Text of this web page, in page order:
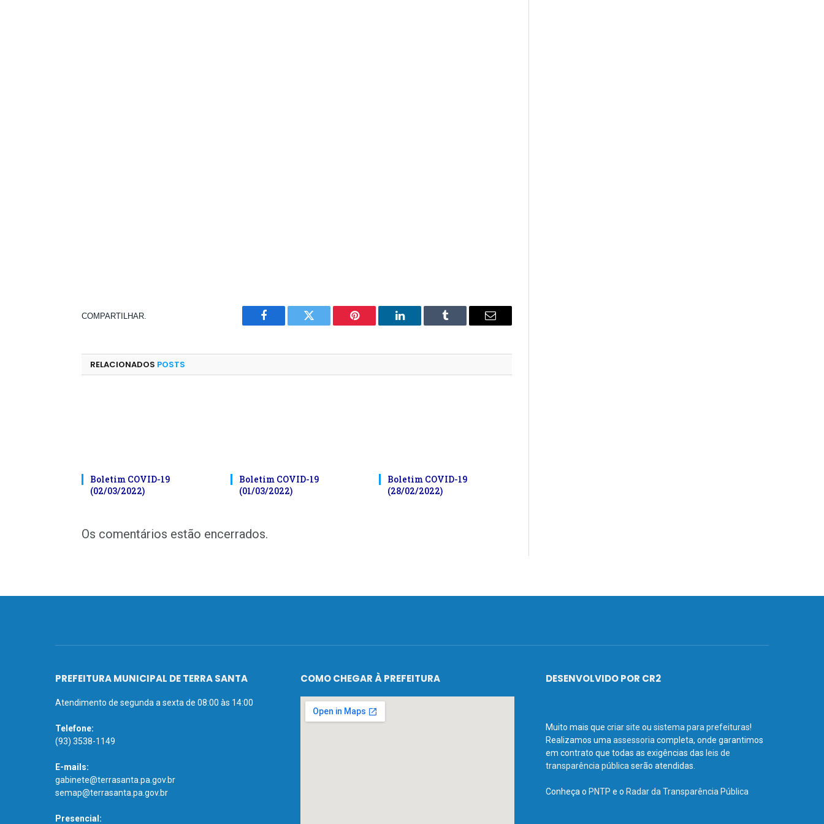
COMPARTILHAR.
Facebook Twitter Pinterest LinkedIn Tumblr
E-
RELACIONADOS POSTS
Boletim COVID-19
(02/03/2022)
Boletim COVID-19
(01/03/2022)
Boletim COVID-19
(28/02/2022)
Os comentários estão encerrados.
PREFEITURA MUNICIPAL DE TERRA SANTA
Atendimento de segunda a sexta de 08:00 às 14:00
Telefone:
(93) 3538-1149
E-mails:
gabinete@terrasanta.pa.gov.br
semap@terrasanta.pa.gov.br
Presencial:
COMO CHEGAR À PREFEITURA DESENVOLVIDO POR CR2
Muito mais que criar site ou sistema para prefeituras!
Realizamos uma assessoria completa, onde garantimos
em contrato que todas as exigências das leis de
transparência pública serão atendidas.
Conheça o PNTP e o Radar da Transparência Pública